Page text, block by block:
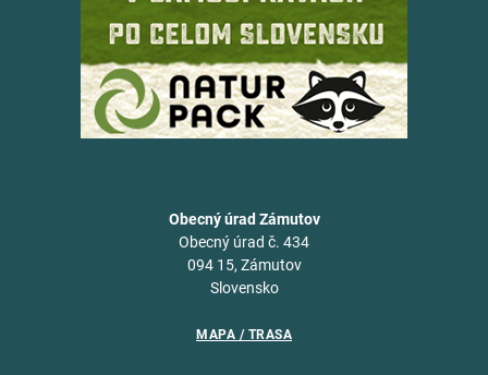
Obecný úrad Zámutov
Obecný úrad č. 434
094 15, Zámutov
Slovensko
MAPA / TRASA